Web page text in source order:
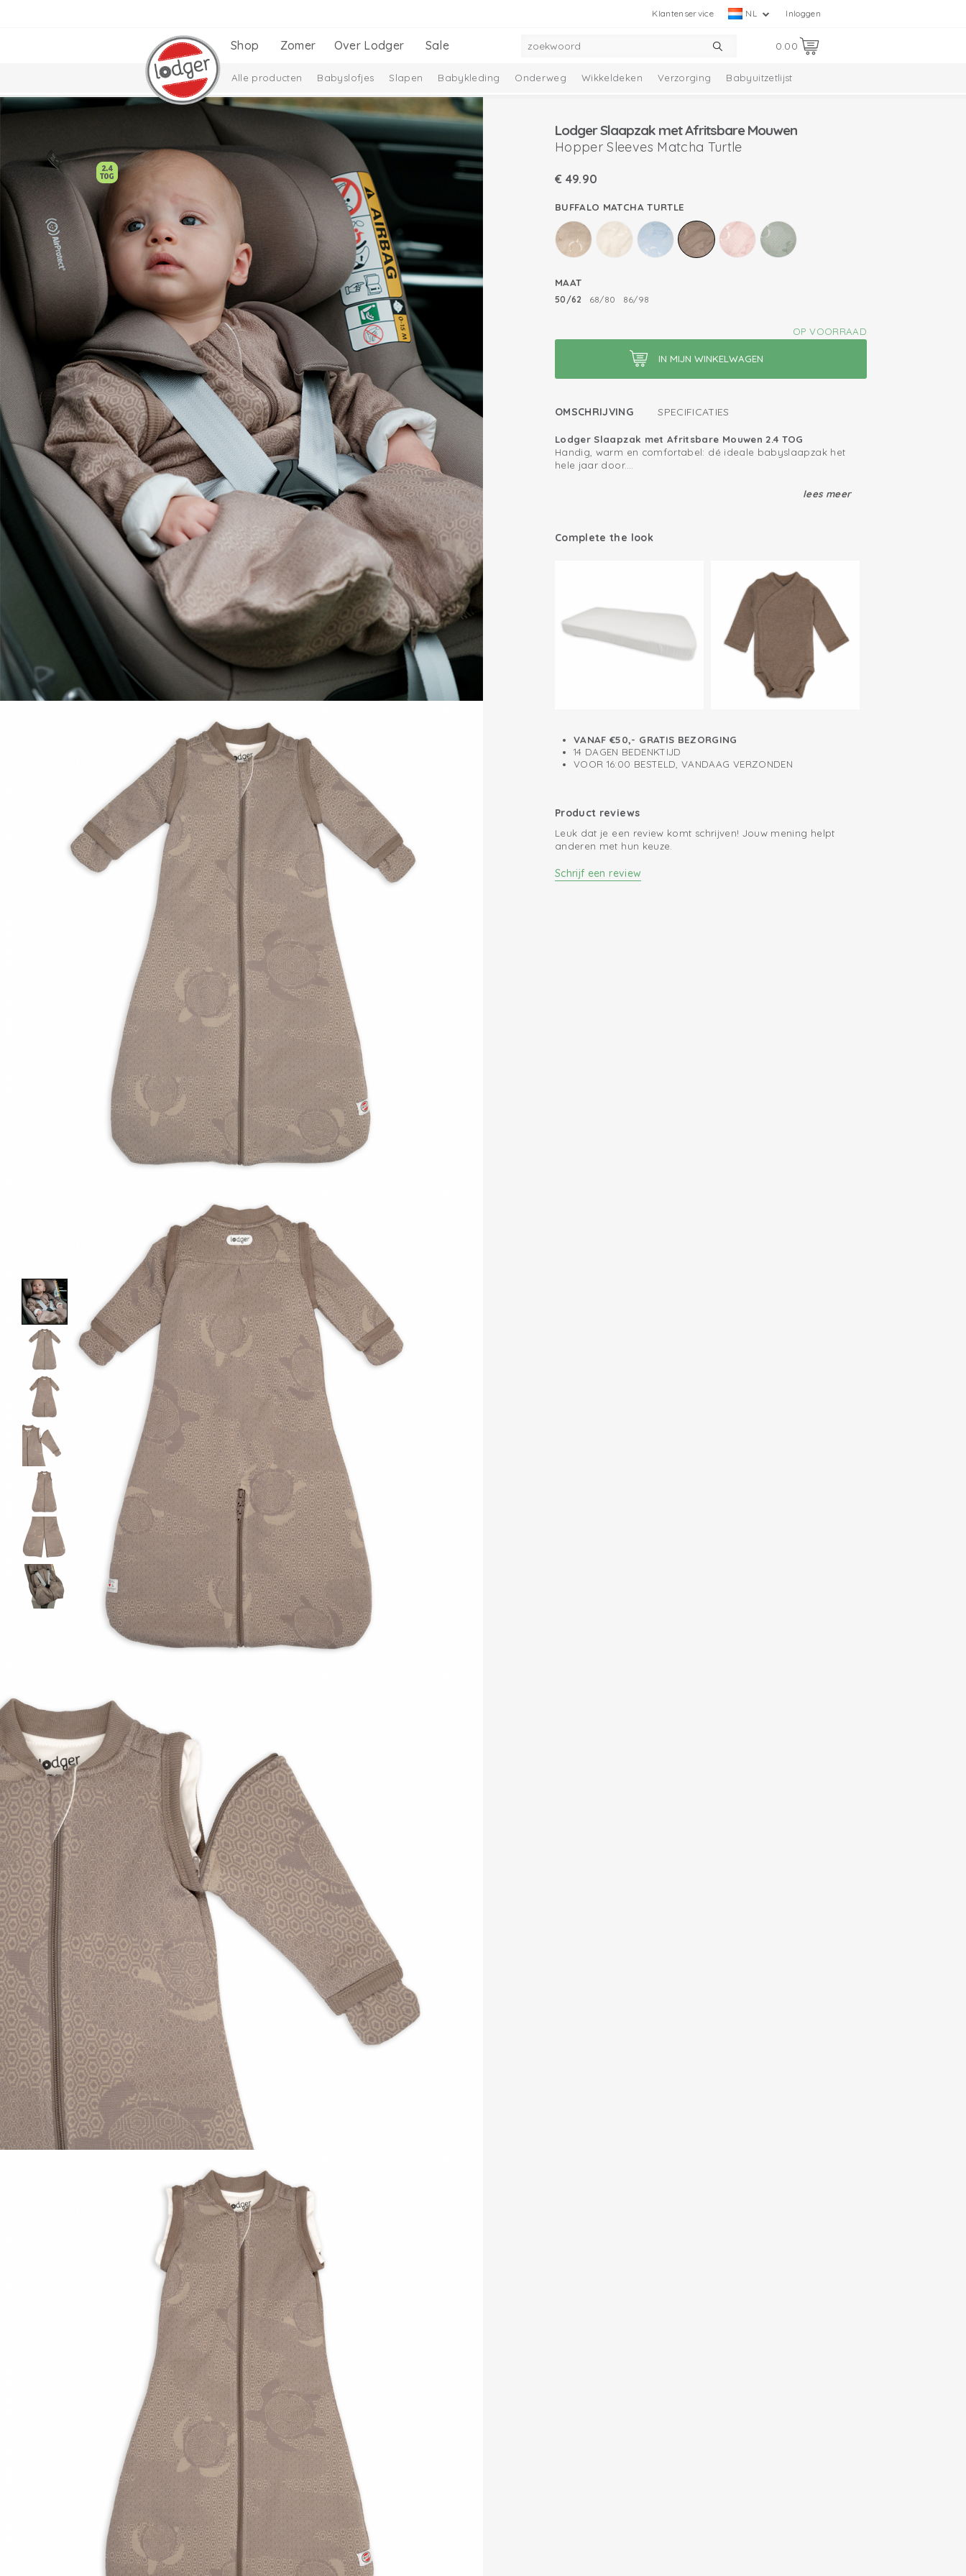
Inloggen
NL
Klantenservice
0.00
Shop Zomer Over Lodger Sale
Alle producten Babyslofjes Slapen Babykleding Onderweg Wikkeldeken Verzorging Babyuitzetlijst
Cadeausets Ciumbelle Collectie Melange Collectie
Lodger Slaapzak met Afritsbare Mouwen
Hopper Sleeves Matcha Turtle
€ 49.90
BUFFALO MATCHA TURTLE
MAAT
50/62 68/80 86/98
OP VOORRAAD
OMSCHRIJVING SPECIFICATIES
Lodger Slaapzak met Afritsbare Mouwen 2.4 TOG
Handig, warm en comfortabel: dé ideale babyslaapzak het
hele jaar door.
De Lodger slaapzak met afritsbare mouwen en TOG-
baby. Dankzij de handige afritsbare mouwen gebruik je
De slimme rits met drie sluiters loopt helemaal door tot aan
de achterkant. Zo kun je je baby eenvoudig verschonen
zonder wakker te maken. Bovendien is deze baby slaapzak
geschikt voor gebruik in de autostoel of Maxi-Cosi. Ideaal
voor onderweg: leg je kindje rechtstreeks vanuit de auto in
bed zonder te hoeven omkleden.
De kleinste maat (50/62) is voorzien van krabwantjes, zodat
je pasgeboren baby zich niet per ongeluk open krabt. De
Deelbare rits met 3 sluiters voor gebruik in autostoel
Maat 50/62 heeft krabwantjes die voorkomen dat je
baby zichzelf krabt
Gemakkelijk verschonen dankzij rits tot op achterkant
lees meer
Complete the look
VANAF €50,- GRATIS BEZORGING
14 DAGEN BEDENKTIJD
VOOR 16:00 BESTELD, VANDAAG VERZONDEN
Product reviews
Leuk dat je een review komt schrijven! Jouw mening helpt
anderen met hun keuze.
Schrijf een review